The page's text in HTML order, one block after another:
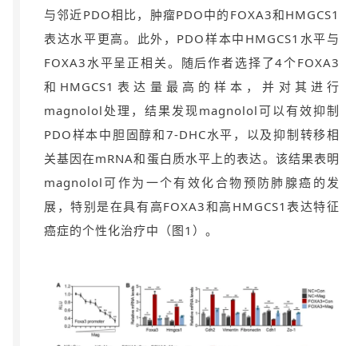
与邻近PDO相比，肿瘤PDO中的FOXA3和HMGCS1
表达水平更高。此外，PDO样本中HMGCS1水平与
FOXA3水平呈正相关。随后作者选择了4个FOXA3
和HMGCS1表达量最高的样本，并对其进行
magnolol处理，结果发现magnolol可以有效抑制
PDO样本中胆固醇和7-DHC水平，以及抑制转移相
关基因在mRNA和蛋白质水平上的表达。该结果表明
magnolol可作为一个有效化合物预防肺腺癌的发
展，特别是在具有高FOXA3和高HMGCS1表达特征
癌症的个性化治疗中（图1）。